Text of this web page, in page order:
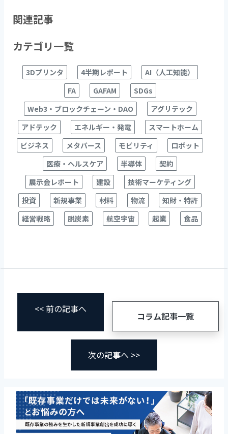
o
k
関連記事
カテゴリ一覧
3Dプリンタ 4半期レポート
AI（人工知能）
FA
GAFAM
SDGs
Web3・ブロックチェーン・DAO
アグリテック
アドテック
エネルギー・発電
スマートホーム
ビジネス
メタバース モビリティ
ロボット
医療・ヘルスケア
半導体
契約
展示会レポート
建設
技術マーケティング
投資
新規事業 材料 物流
知財・特許
経営戦略
脱炭素 航空宇宙 起業 食品
<< 前の記事へ
コラム記事一覧
次の記事へ >>